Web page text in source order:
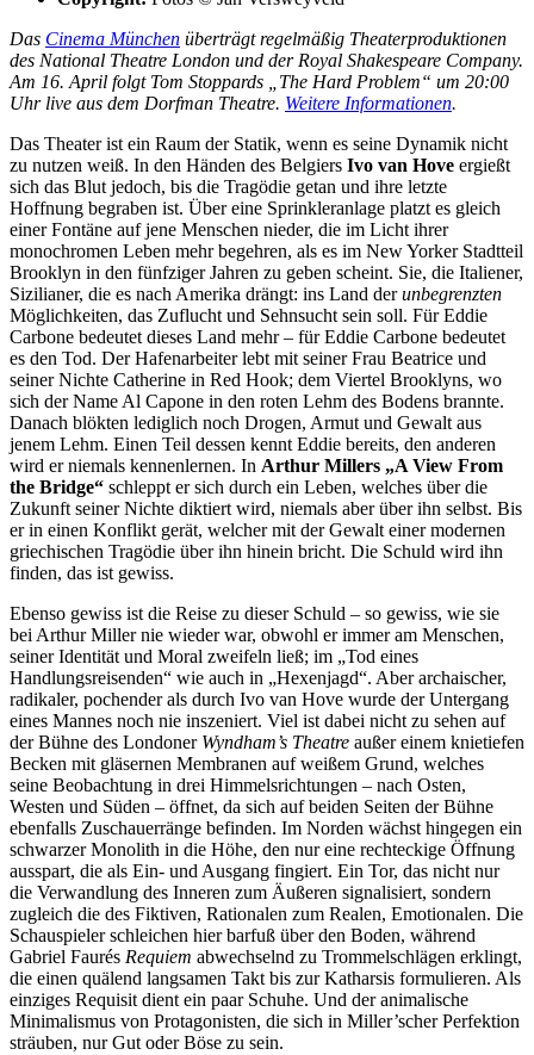
Das Cinema München überträgt regelmäßig Theaterproduktionen
des National Theatre London und der Royal Shakespeare Company.
Am 16. April folgt Tom Stoppards „The Hard Problem“ um 20:00
Uhr live aus dem Dorfman Theatre. Weitere Informationen.
Das Theater ist ein Raum der Statik, wenn es seine Dynamik nicht
zu nutzen weiß. In den Händen des Belgiers Ivo van Hove ergießt
sich das Blut jedoch, bis die Tragödie getan und ihre letzte
Hoffnung begraben ist. Über eine Sprinkleranlage platzt es gleich
einer Fontäne auf jene Menschen nieder, die im Licht ihrer
monochromen Leben mehr begehren, als es im New Yorker Stadtteil
Brooklyn in den fünfziger Jahren zu geben scheint. Sie, die Italiener,
Sizilianer, die es nach Amerika drängt: ins Land derunbegrenzten
Möglichkeiten, das Zuflucht und Sehnsucht sein soll. Für Eddie
Carbone bedeutet dieses Land mehr – für Eddie Carbone bedeutet
es den Tod. Der Hafenarbeiter lebt mit seiner Frau Beatrice und
seiner Nichte Catherine in Red Hook; dem Viertel Brooklyns, wo
sich der Name Al Capone in den roten Lehm des Bodens brannte.
Danach blökten lediglich noch Drogen, Armut und Gewalt aus
jenem Lehm. Einen Teil dessen kennt Eddie bereits, den anderen
wird er niemals kennenlernen. In Arthur Millers „A View From
the Bridge“ schleppt er sich durch ein Leben, welches über die
Zukunft seiner Nichte diktiert wird, niemals aber über ihn selbst. Bis
er in einen Konflikt gerät, welcher mit der Gewalt einer modernen
griechischen Tragödie über ihn hinein bricht. Die Schuld wird ihn
finden, das ist gewiss.
Ebenso gewiss ist die Reise zu dieser Schuld – so gewiss, wie sie
bei Arthur Miller nie wieder war, obwohl er immer am Menschen,
seiner Identität und Moral zweifeln ließ; im „Tod eines
Handlungsreisenden“ wie auch in „Hexenjagd“. Aber archaischer,
radikaler, pochender als durch Ivo van Hove wurde der Untergang
eines Mannes noch nie inszeniert. Viel ist dabei nicht zu sehen auf
der Bühne des Londoner Wyndham’s Theatre außer einem knietiefen
Becken mit gläsernen Membranen auf weißem Grund, welches
seine Beobachtung in drei Himmelsrichtungen – nach Osten,
Westen und Süden – öffnet, da sich auf beiden Seiten der Bühne
ebenfalls Zuschauerränge befinden. Im Norden wächst hingegen ein
schwarzer Monolith in die Höhe, den nur eine rechteckige Öffnung
ausspart, die als Ein- und Ausgang fingiert. Ein Tor, das nicht nur
die Verwandlung des Inneren zum Äußeren signalisiert, sondern
zugleich die des Fiktiven, Rationalen zum Realen, Emotionalen. Die
Schauspieler schleichen hier barfuß über den Boden, während
Gabriel Faurés Requiem abwechselnd zu Trommelschlägen erklingt,
die einen quälend langsamen Takt bis zur Katharsis formulieren. Als
einziges Requisit dient ein paar Schuhe. Und der animalische
Minimalismus von Protagonisten, die sich in Miller’scher Perfektion
sträuben, nur Gut oder Böse zu sein.